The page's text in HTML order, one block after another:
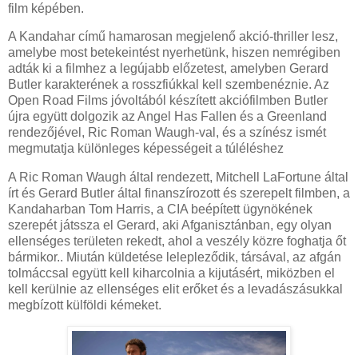
film képében.
A Kandahar című hamarosan megjelenő akció-thriller lesz,
amelybe most betekeintést nyerhetünk, hiszen nemrégiben
adták ki a filmhez a legújabb előzetest, amelyben Gerard
Butler karakterének a rosszfiúkkal kell szembenéznie. Az
Open Road Films jóvoltából készített akciófilmben Butler
újra együtt dolgozik az Angel Has Fallen és a Greenland
rendezőjével, Ric Roman Waugh-val, és a színész ismét
megmutatja különleges képességeit a túléléshez
A Ric Roman Waugh által rendezett, Mitchell LaFortune által
írt és Gerard Butler által finanszírozott és szerepelt filmben, a
Kandaharban Tom Harris, a CIA beépített ügynökének
szerepét játssza el Gerard, aki Afganisztánban, egy olyan
ellenséges területen rekedt, ahol a veszély közre foghatja őt
bármikor.. Miután küldetése lelepleződik, társával, az afgán
tolmáccsal együtt kell kiharcolnia a kijutásért, miközben el
kell kerülnie az ellenséges elit erőket és a levadászásukkal
megbízott külföldi kémeket.